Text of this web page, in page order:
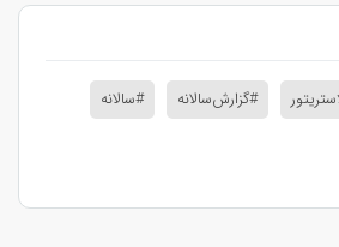
#گزارش‌سالانه
#سالانه